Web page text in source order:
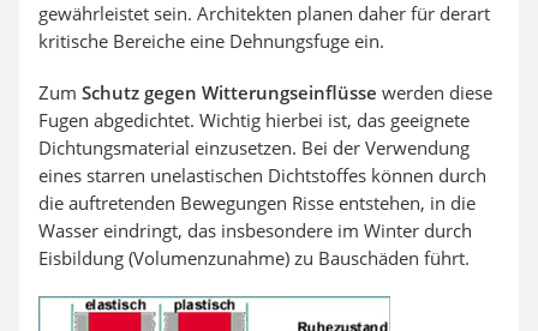
gewährleistet sein. Architekten planen daher für derart
kritische Bereiche eine Dehnungsfuge ein.
Zum Schutz gegen Witterungseinflüsse werden diese
Fugen abgedichtet. Wichtig hierbei ist, das geeignete
Dichtungsmaterial einzusetzen. Bei der Verwendung
eines starren unelastischen Dichtstoffes können durch
die auftretenden Bewegungen Risse entstehen, in die
Wasser eindringt, das insbesondere im Winter durch
Eisbildung (Volumenzunahme) zu Bauschäden führt.